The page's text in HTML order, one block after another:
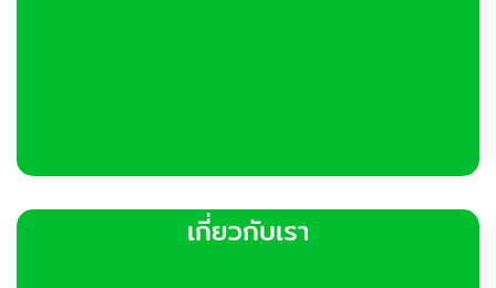
เกี่ยวกับเรา